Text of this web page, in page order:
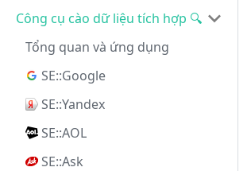
Công cụ cào dữ liệu tích hợp 🔍
Tổng quan và ứng dụng
SE::Google
SE::Yandex
SE::AOL
SE::Ask